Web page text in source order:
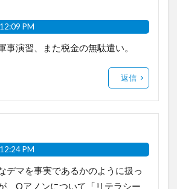
PM
事演習、また税金の無駄遣い。
返信
PM
デマを事実であるかのように扱っ
、Qアノンについて「リテラシー